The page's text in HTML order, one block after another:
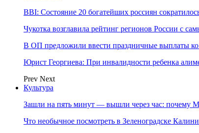
BBI: Состояние 20 богатейших россиян
Чукотка возглавила рейтинг регионов России с
В ОП предложили ввести праздничные выплаты
Юрист Георгиева: При инвалидности ребенка
Prev Next
Культура
Зашли на пять минут — вышли через час: почему
Что необычное посмотреть в Зеленоградске